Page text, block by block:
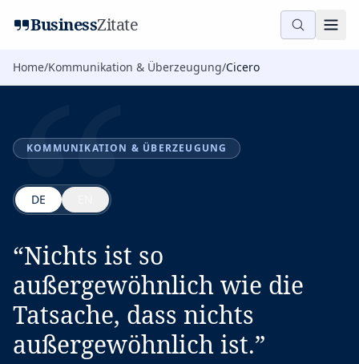
BusinessZitate
Home/Kommunikation & Überzeugung/Cicero
“
KOMMUNIKATION & ÜBERZEUGUNG
DE
“Nichts ist so
außergewöhnlich wie die
Tatsache, dass nichts
außergewöhnlich ist.”